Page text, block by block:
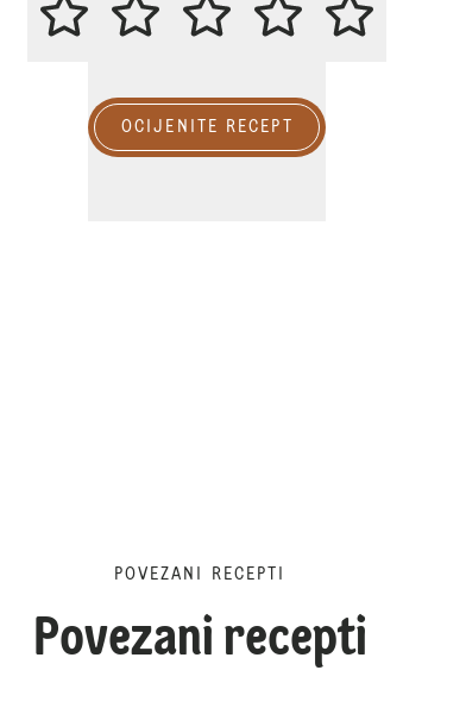
OCIJENITE RECEPT
POVEZANI RECEPTI
Povezani recepti